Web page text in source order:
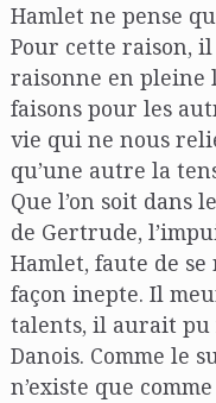
Hamlet ne pense
Pour cette raison, il
raisonne en pleine
faisons pour les
vie qui ne nous
qu’une autre la
Que l’on soit dans
de Gertrude,
Hamlet, faute de
façon inepte. Il
talents, il aurait pu
Danois. Comme le
n’existe que